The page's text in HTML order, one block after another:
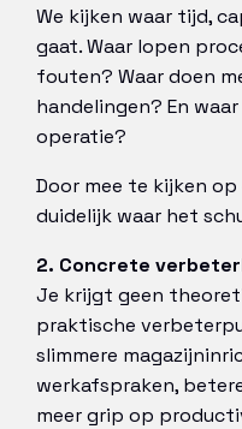
We kijken waar tijd,
gaat. Waar lopen
fouten? Waar doen
handelingen? En
operatie?
Door mee te kijken
duidelijk waar het
2. Concrete
Je krijgt geen
praktische
slimmere
werkafspraken,
meer grip op